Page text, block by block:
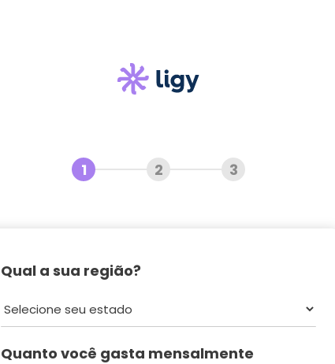
1 2 3
Qual a sua região?
Quanto você gasta mensalmente